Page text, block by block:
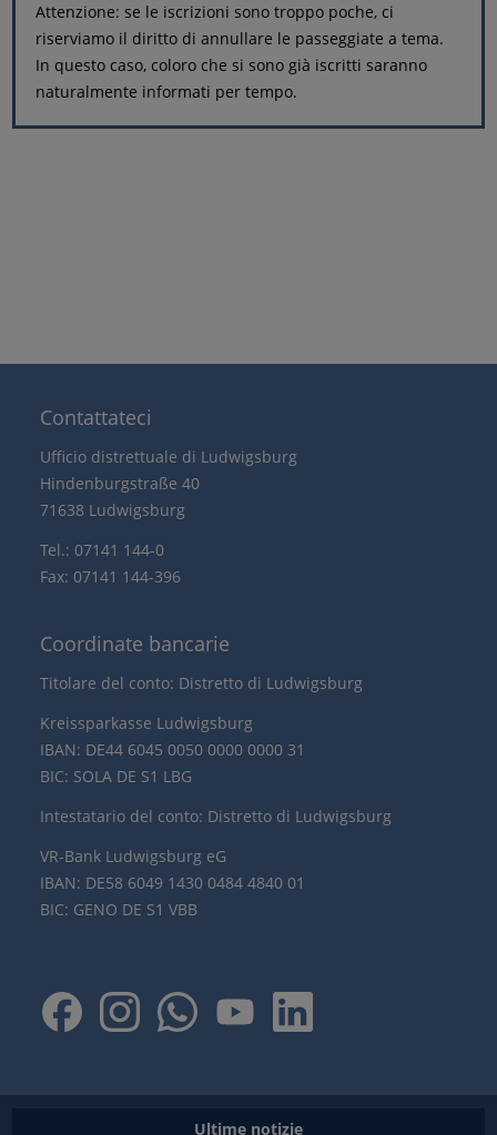
Attenzione: se le iscrizioni sono troppo poche, ci
riserviamo il diritto di annullare le passeggiate a tema.
In questo caso, coloro che si sono già iscritti saranno
naturalmente informati per tempo.
Contattateci
Ufficio distrettuale di Ludwigsburg
Hindenburgstraße 40
71638 Ludwigsburg
Tel.: 07141 144-0
Fax: 07141 144-396
Coordinate bancarie
Titolare del conto: Distretto di Ludwigsburg
Kreissparkasse Ludwigsburg
IBAN: DE44 6045 0050 0000 0000 31
BIC: SOLA DE S1 LBG
Intestatario del conto: Distretto di Ludwigsburg
VR-Bank Ludwigsburg eG
IBAN: DE58 6049 1430 0484 4840 01
BIC: GENO DE S1 VBB
Ultime notizie